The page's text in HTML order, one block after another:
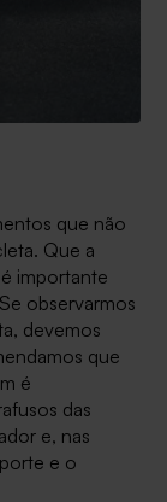
que não
Que a
importante
observarmos
devemos
que
é
das
e, nas
e o